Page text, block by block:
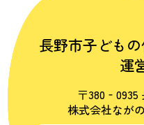
長野市子ども
運
〒380‐0935
株式会社なが